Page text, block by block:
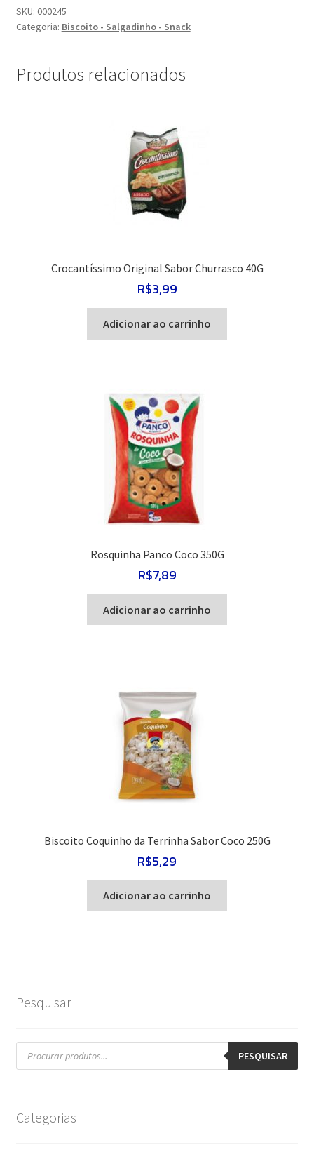
SKU: 000245
Categoria: Biscoito - Salgadinho - Snack
Produtos relacionados
Crocantíssimo Original Sabor Churrasco 40G
R$3,99
Adicionar ao carrinho
Rosquinha Panco Coco 350G
R$7,89
Adicionar ao carrinho
Biscoito Coquinho da Terrinha Sabor Coco 250G
R$5,29
Adicionar ao carrinho
Pesquisar
Pesquisar
produtos PESQUISAR
Categorias